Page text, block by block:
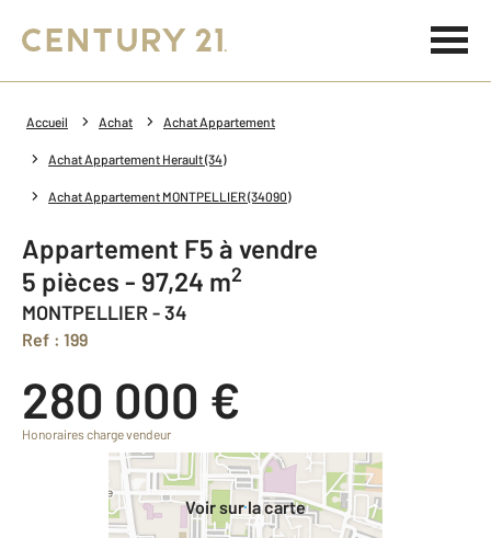
Accueil Achat Achat Appartement
Achat Appartement Herault (34)
Achat Appartement MONTPELLIER (34090)
Appartement F5 à vendre
5 pièces - 97,24 m2
MONTPELLIER - 34
Ref : 199
280 000 €
Honoraires charge vendeur
Voir sur la carte